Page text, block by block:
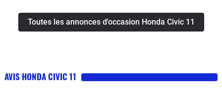
Toutes les annonces d'occasion Honda Civic 11
AVIS HONDA CIVIC 11